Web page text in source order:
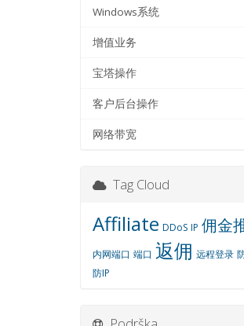
Windows系统
增值业务
宝塔操作
客户后台操作
网络带宽
Tag Cloud
Affiliate DDoS IP 佣金
内网端口 端口 返佣 远程登录
防IP